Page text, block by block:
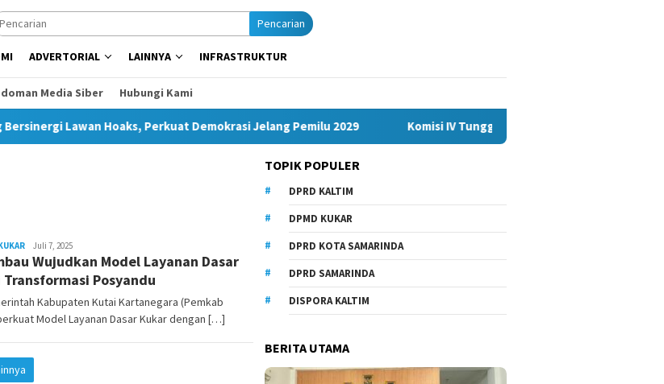
Pencarian
ADVERTORIAL LAINNYA INFRASTRUKTUR
Media Siber Hubungi Kami
Lawan Hoaks, Perkuat Demokrasi Jelang Pemilu 2029 Komisi IV Tunggu Hasil Investigasi Satgas soal
Admin
Pesut
Juli 7, 2025
Wujudkan Model Layanan Dasar
Posyandu
Kabupaten Kutai Kartanegara (Pemkab
Model Layanan Dasar Kukar dengan […]
TOPIK POPULER
DPRD KALTIM
DPMD KUKAR
DPRD KOTA SAMARINDA
DPRD SAMARINDA
DISPORA KALTIM
BERITA UTAMA